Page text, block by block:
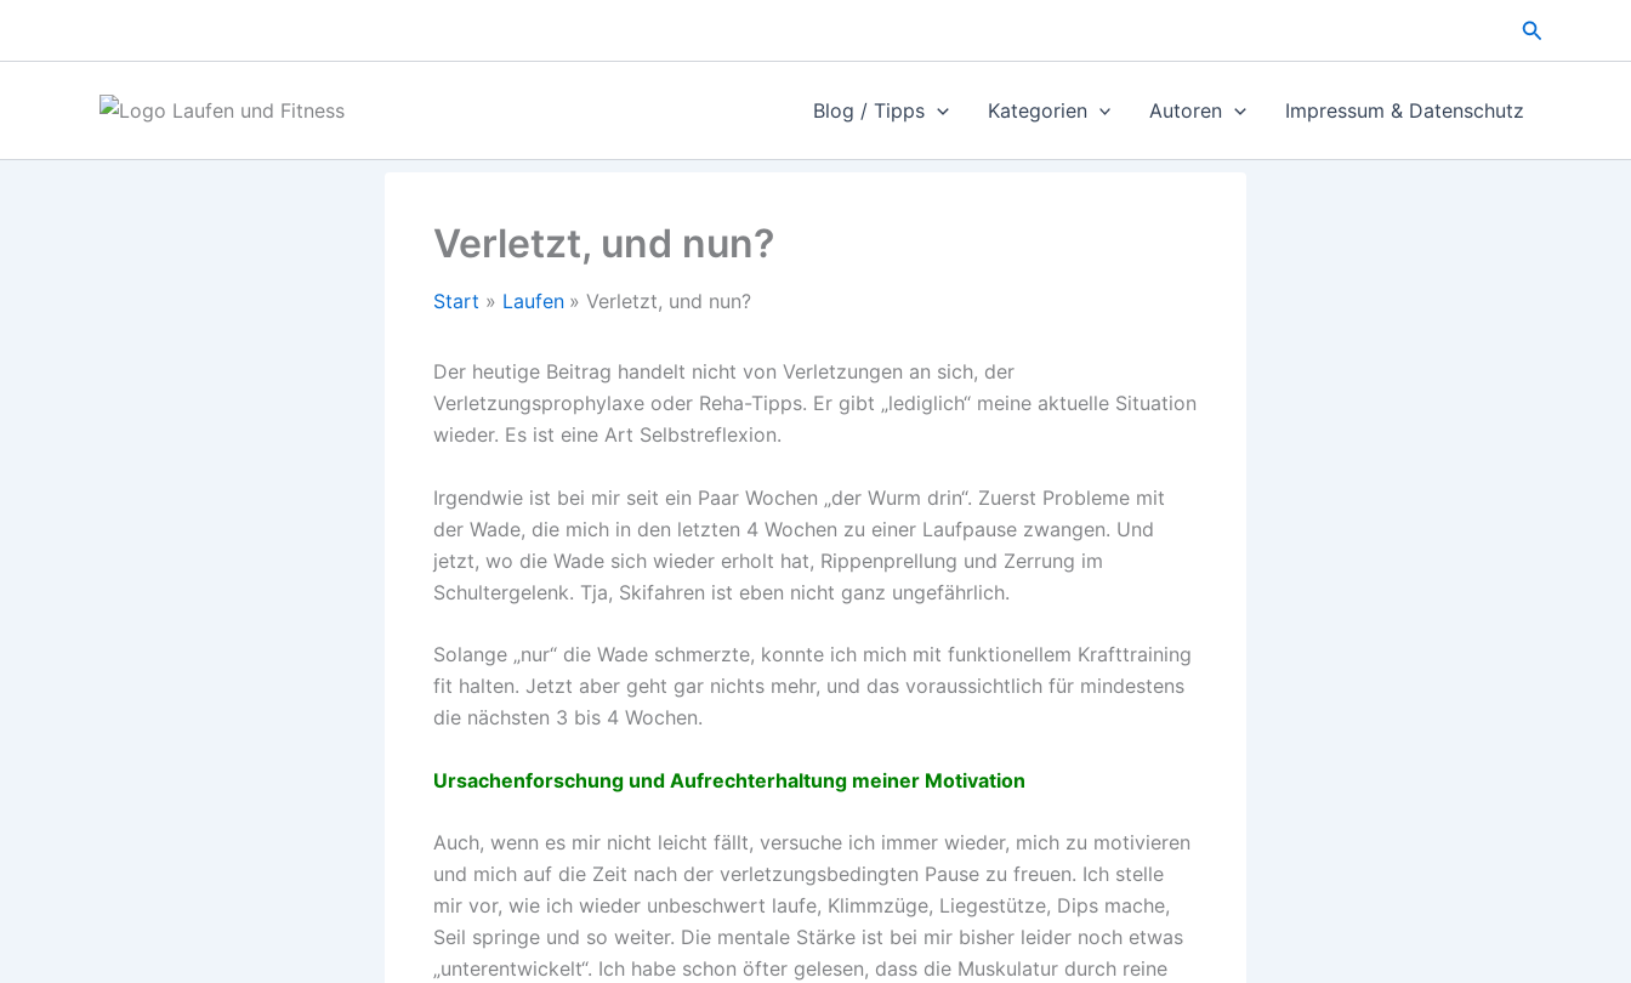
Suchen
Blog / Tipps Kategorien Autoren Impressum & Datenschutz
Verletzt, und nun?
Start Laufen Verletzt, und nun?
Der heutige Beitrag handelt nicht von Verletzungen an sich, der
Verletzungsprophylaxe oder Reha-Tipps. Er gibt „lediglich“ meine aktuelle Situation
wieder. Es ist eine Art Selbstreflexion.
Irgendwie ist bei mir seit ein Paar Wochen „der Wurm drin“. Zuerst Probleme mit
der Wade, die mich in den letzten 4 Wochen zu einer Laufpause zwangen. Und
jetzt, wo die Wade sich wieder erholt hat, Rippenprellung und Zerrung im
Schultergelenk. Tja, Skifahren ist eben nicht ganz ungefährlich.
Solange „nur“ die Wade schmerzte, konnte ich mich mit funktionellem Krafttraining
fit halten. Jetzt aber geht gar nichts mehr, und das voraussichtlich für mindestens
die nächsten 3 bis 4 Wochen.
Ursachenforschung und Aufrechterhaltung meiner Motivation
Auch, wenn es mir nicht leicht fällt, versuche ich immer wieder, mich zu motivieren
und mich auf die Zeit nach der verletzungsbedingten Pause zu freuen. Ich stelle
mir vor, wie ich wieder unbeschwert laufe, Klimmzüge, Liegestütze, Dips mache,
Seil springe und so weiter. Die mentale Stärke ist bei mir bisher leider noch etwas
„unterentwickelt“. Ich habe schon öfter gelesen, dass die Muskulatur durch reine